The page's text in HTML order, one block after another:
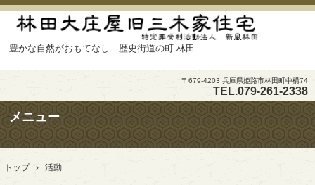
豊かな自然がおもてなし 歴史街道の町 林田
TEL.079-261-2338
〒679-4203 兵庫県姫路市林田町中構74
メニュー
コ
テ
トップ › 活動